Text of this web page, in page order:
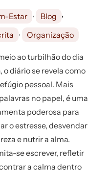
Estar , Blog ,
, Organização
ao turbilhão do dia
o diário se revela como
pessoal. Mais
no papel, é uma
poderosa para
o estresse, desvendar
e nutrir a alma.
se escrever, refletir
a calma dentro